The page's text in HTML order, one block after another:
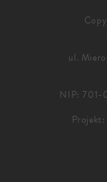
ul.
NIP: 701-
Projekt: